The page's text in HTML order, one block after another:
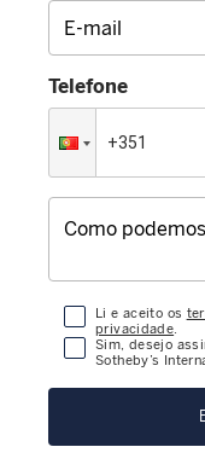
Telefone
Li e aceito os
privacidade.
Sim, desejo
Sotheby’s